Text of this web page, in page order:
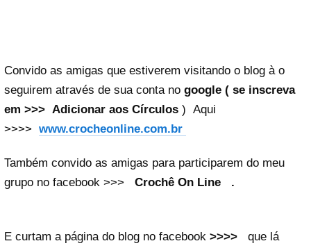
Convido as amigas que estiverem visitando o blog à o
seguirem através de sua conta no google ( se inscreva
em >>> Adicionar aos Círculos ) Aqui
>>>> www.crocheonline.com.br
Também convido as amigas para participarem do meu
grupo no facebook >>> Crochê On Line .
E curtam a página do blog no facebook >>>>
que lá